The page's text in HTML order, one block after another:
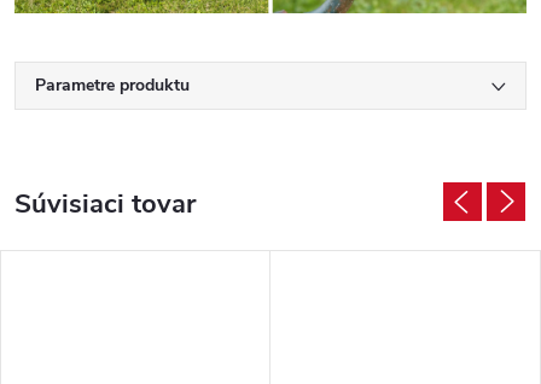
Parametre produktu
Súvisiaci tovar